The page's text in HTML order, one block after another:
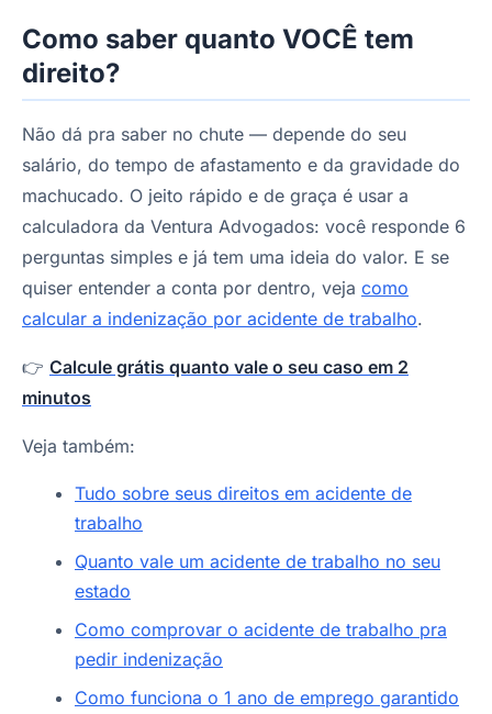
Como saber quanto VOCÊ tem
direito?
Não dá pra saber no chute — depende do seu
salário, do tempo de afastamento e da gravidade do
machucado. O jeito rápido e de graça é usar a
calculadora da Ventura Advogados: você responde 6
perguntas simples e já tem uma ideia do valor. E se
quiser entender a conta por dentro, veja como
calcular a indenização por acidente de trabalho.
👉 Calcule grátis quanto vale o seu caso em 2
minutos
Veja também:
Tudo sobre seus direitos em acidente de
trabalho
Quanto vale um acidente de trabalho no seu
estado
Como comprovar o acidente de trabalho pra
pedir indenização
Como funciona o 1 ano de emprego garantido